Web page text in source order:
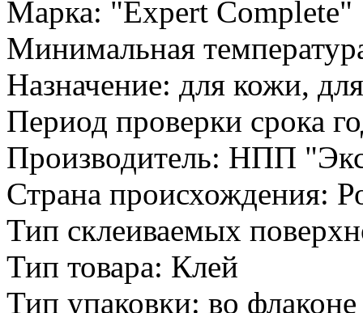
Марка: "Expert Complete"
Минимальная
Назначение: для кожи,
Период проверки срока
Производитель: НПП
Страна происхождения:
Тип склеиваемых
Тип товара: Клей
Тип упаковки: во флаконе